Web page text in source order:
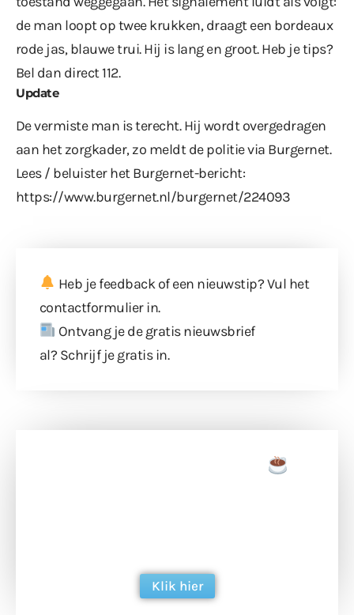
de man loopt op twee krukken, draagt een bordeaux
rode jas, blauwe trui. Hij is lang en groot. Heb je tips?
Bel dan direct 112.
Update
De vermiste man is terecht. Hij wordt overgedragen
aan het zorgkader, zo meldt de politie via Burgernet.
Lees / beluister het Burgernet-bericht:
https://www.burgernet.nl/burgernet/224093
Heb je feedback of een nieuwstip? Vul het
contactformulierin.
Ontvang je de gratis nieuwsbrief
al? Schrijf je gratis in.
Klik hier